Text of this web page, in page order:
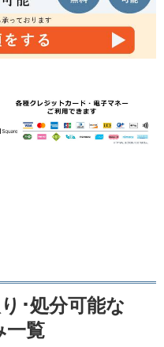
･処分可能な
一覧